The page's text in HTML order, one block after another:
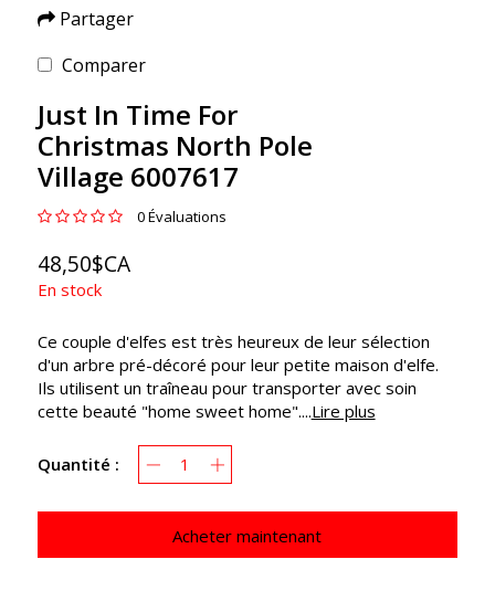
Partager
Comparer
Just In Time For
Christmas North Pole
Village 6007617
0 Évaluations
48,50$CA
En stock
Ce couple d'elfes est très heureux de leur sélection
d'un arbre pré-décoré pour leur petite maison d'elfe.
Ils utilisent un traîneau pour transporter avec soin
cette beauté "home sweet home"....Lire plus
Quantité :
Acheter maintenant